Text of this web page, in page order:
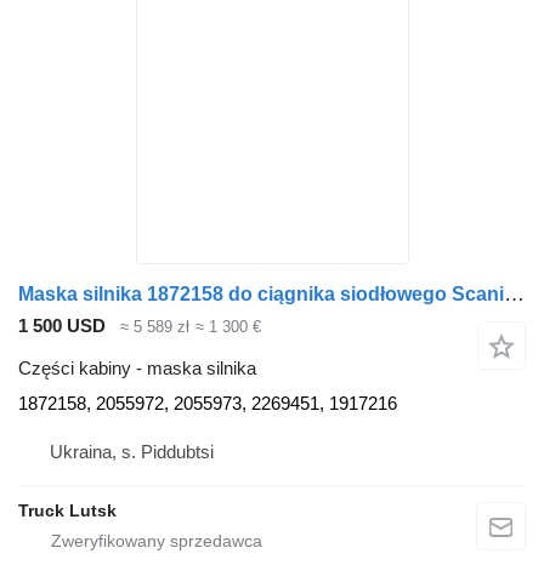
Maska silnika 1872158 do ciągnika siodłowego Scania R490
1 500 USD ≈ 5 589 zł ≈ 1 300 €
Części kabiny - maska silnika
1872158, 2055972, 2055973, 2269451, 1917216
Ukraina, s. Piddubtsi
Truck Lutsk